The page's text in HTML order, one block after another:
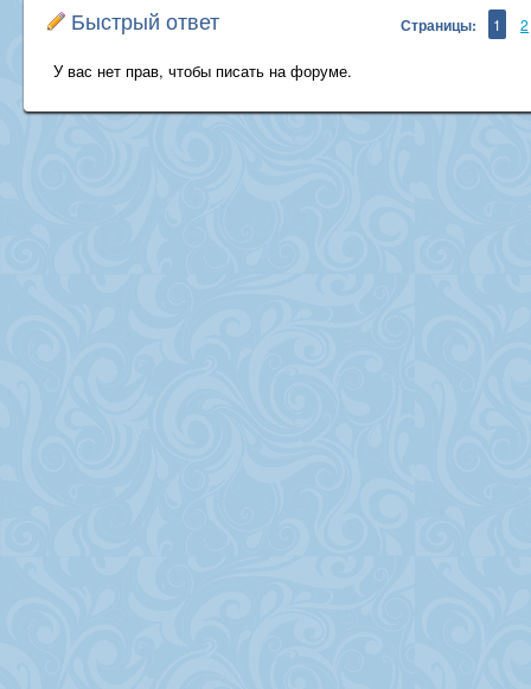
Страницы: 1 2
Быстрый ответ
У вас нет прав, чтобы писать на форуме.